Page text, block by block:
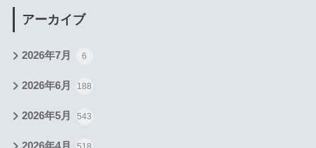
アーカイブ
2026年7月 6
2026年6月 188
2026年5月 543